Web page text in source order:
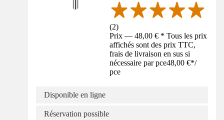
(2)
Prix — 48,00 € * Tous les prix
affichés sont des prix TTC,
frais de livraison en sus si
nécessaire par pce48,00 €*/
pce
Disponible en ligne
Réservation possible